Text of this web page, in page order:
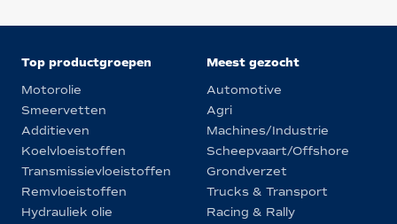
Top productgroepen
Motorolie
Smeervetten
Additieven
Koelvloeistoffen
Transmissievloeistoffen
Remvloeistoffen
Hydrauliek olie
Meest gezocht
Automotive
Agri
Machines/Industrie
Scheepvaart/Offshore
Grondverzet
Trucks & Transport
Racing & Rally